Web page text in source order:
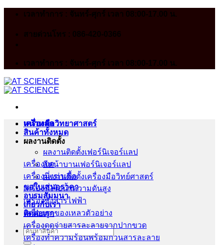
Skip
เวลาทำการ : จันทร์-ศุกร์ เวลา 08:00-17.00 น.
สายด่วนโทร : 086-420-0366
เวลาทำการ : จันทร์-ศุกร์ เวลา 08:00-17.00 น.
หน้าหลัก
สินค้าทั้งหมด
ผลงานติดตั้ง
ผลงานติดตั้งเฟอร์นิเจอร์เเลป
สีหน้าบานเฟอร์นิเจอร์เเลป
ผลงานติดตั้งเครื่องมือวิทย์ศาสตร์
ขอใบเสนอราคา
อบรมสัมมนา
เกี่ยวกับเรา
ติดต่อเรา
Search
for:
เครื่องมือวิทยาศาสตร์
เครื่องบด
เครื่องนึ่งฆ่าเชื้อ
เครื่องนึ่งไอน้ำความดันสูง
เครื่องชั่งสารไฟฟ้า
เครื่องดูดของเหลวตัวอย่าง
เครื่องดูดจ่ายสารละลายจากปากขวด
เครื่องทำความร้อนพร้อมกวนสารละลาย